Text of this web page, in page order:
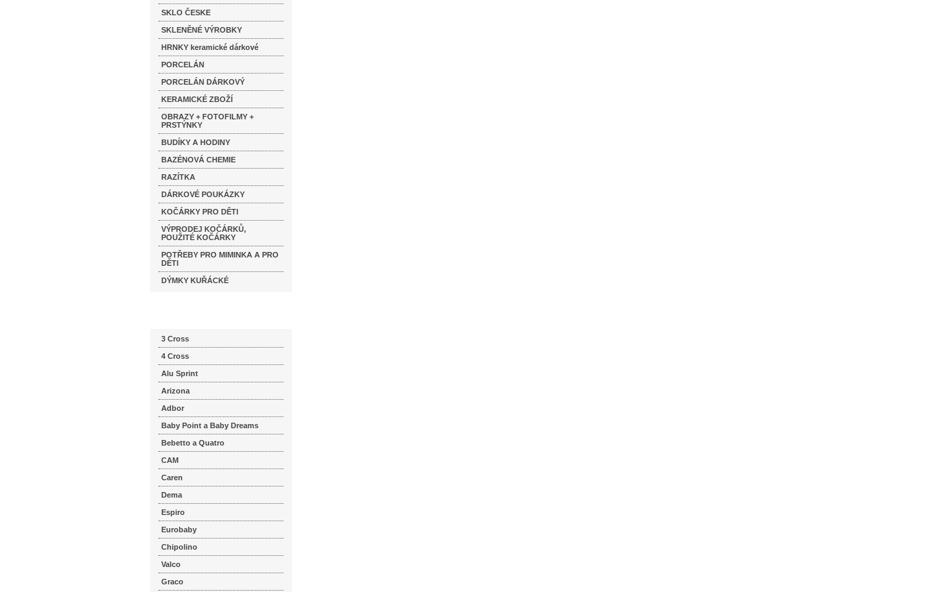
SKLO ČESKE
SKLENĚNÉ VÝROBKY
HRNKY keramické dárkové
PORCELÁN
PORCELÁN DÁRKOVÝ
KERAMICKÉ ZBOŽÍ
OBRAZY + FOTOFILMY +
PRSTÝNKY
BUDÍKY A HODINY
BAZÉNOVÁ CHEMIE
RAZÍTKA
DÁRKOVÉ POUKÁZKY
KOČÁRKY PRO DĚTI
VÝPRODEJ KOČÁRKŮ,
POUŽITÉ KOČÁRKY
POTŘEBY PRO MIMINKA A PRO
DĚTI
DÝMKY KUŘÁCKÉ
3 Cross
4 Cross
Alu Sprint
Arizona
Adbor
Baby Point a Baby Dreams
Bebetto a Quatro
CAM
Caren
Dema
Espiro
Eurobaby
Chipolino
Valco
Graco